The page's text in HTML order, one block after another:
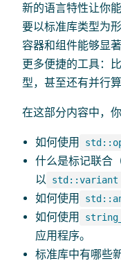
新的语言特性让你
要以标准库类型为
容器和组件能够显
更多便捷的工具：
型，甚至还有并行算
在这部分内容中，你
如何使用
什么是标记联合
以
std::variant
如何使用
如何使用
应用程序。
标准库中有哪些